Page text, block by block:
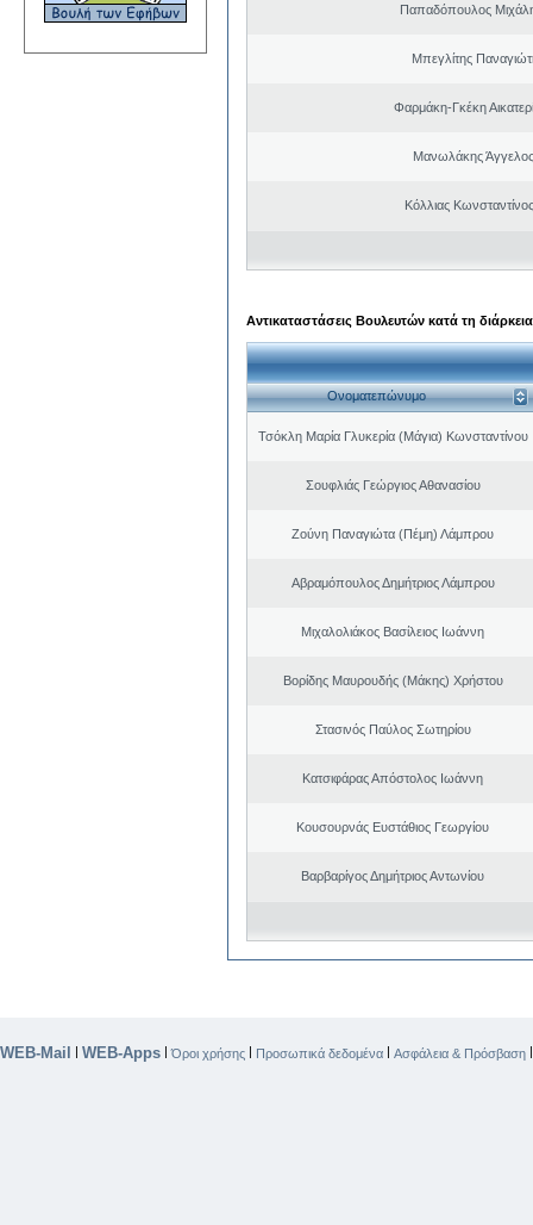
Παπαδόπουλος
Μπεγλίτης
Φαρμάκη-Γκέκη
Μανωλάκης
Κόλλιας
Αντικαταστάσεις Βουλευτών κατά τη
Ονοματεπώνυμο
Τσόκλη Μαρία Γλυκερία (Μάγια) Κωνσταντίνου
Σουφλιάς Γεώργιος Αθανασίου
Ζούνη Παναγιώτα (Πέμη) Λάμπρου
Αβραμόπουλος Δημήτριος Λάμπρου
Μιχαλολιάκος Βασίλειος Ιωάννη
Βορίδης Μαυρουδής (Μάκης) Χρήστου
Στασινός Παύλος Σωτηρίου
Κατσιφάρας Απόστολος Ιωάννη
Κουσουρνάς Ευστάθιος Γεωργίου
Βαρβαρίγος Δημήτριος Αντωνίου
WEB-Mail | WEB-Apps |Όροι χρήσης | Προσωπικά δεδομένα | Ασφάλεια & Πρόσβαση